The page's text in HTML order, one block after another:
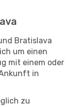
Bratislava
um einen
mit einem oder
in
zu